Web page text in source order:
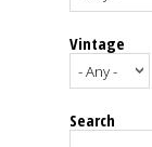
Spirits
Tasting
reviews
Vintage
Search